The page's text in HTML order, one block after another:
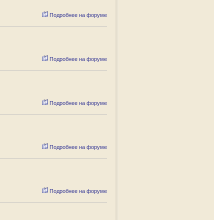
Подробнее на форуме
Подробнее на форуме
Подробнее на форуме
Подробнее на форуме
Подробнее на форуме